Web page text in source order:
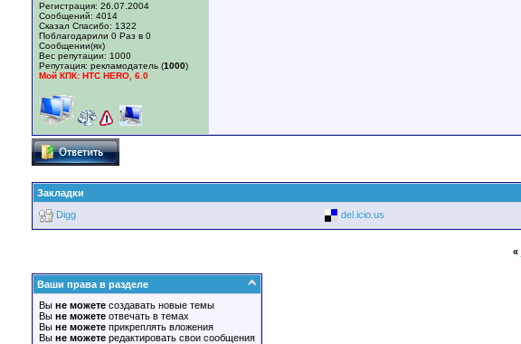
Регистрация: 26.07.2004
Сообщений: 4014
Сказал Спасибо: 1322
Поблагодарили 0 Раз в 0
Сообщении(ях)
Вес репутации: 1000
Репутация: рекламодатель (1000)
Мой КПК: HTC HERO, 6.0
Закладки
Digg
del.icio.us
«
Ваши права в разделе
Вы не можете создавать новые темы
Вы не можете отвечать в темах
Вы не можете прикреплять вложения
Вы не можете редактировать свои сообщения